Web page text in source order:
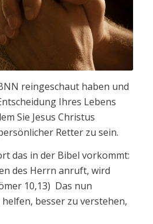
reingeschaut haben und
Ihres Lebens
Sie Jesus Christus
Retter zu sein.
das in der Bibel vorkommt:
des Herrn anruft, wird
10,13) Das nun
besser zu verstehen,